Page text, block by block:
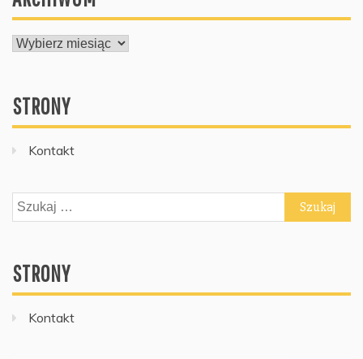
ARCHIWUM
STRONY
Kontakt
Szukaj:
STRONY
Kontakt